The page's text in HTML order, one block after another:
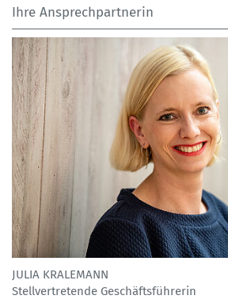
Ihre Ansprechpartnerin
JULIA KRALEMANN
Stellvertretende Geschäftsführerin